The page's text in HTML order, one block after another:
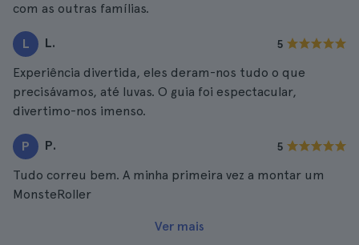
com as outras famílias.
L L. 5
Experiência divertida, eles deram-nos tudo o que
precisávamos, até luvas. O guia foi espectacular,
divertimo-nos imenso.
P P. 5
Tudo correu bem. A minha primeira vez a montar um
MonsteRoller
Ver mais